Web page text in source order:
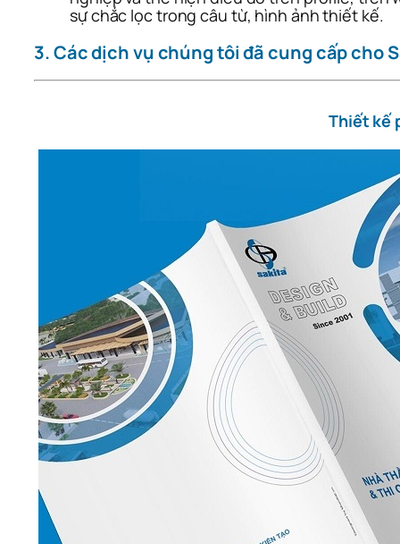
sự chắc lọc trong câu từ, hình ảnh thiết kế.
3. Các dịch vụ chúng tôi đã cung cấp cho
Thiết kế